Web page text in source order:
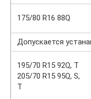
175/80 R16 88Q
Допускается
195/70 R15 92Q, T
205/70 R15 95Q, S,
T